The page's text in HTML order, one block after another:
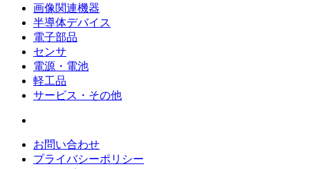
画像関連機器
半導体デバイス
電子部品
センサ
電源・電池
軽工品
サービス・その他
お問い合わせ
プライバシーポリシー